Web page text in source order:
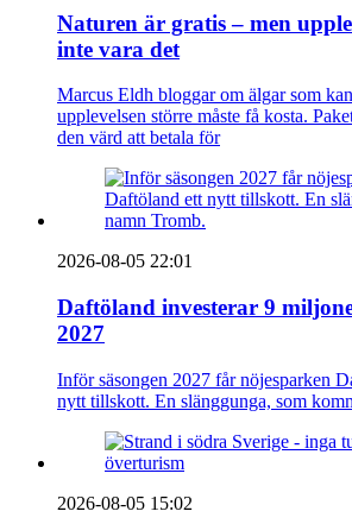
Naturen är gratis – men
inte vara det
Marcus Eldh bloggar om älgar som
upplevelsen större måste få kosta.
den värd att betala för
2026-08-05 22:01
Daftöland investerar 9
2027
Inför säsongen 2027 får nöjesparken
nytt tillskott. En slänggunga, som
2026-08-05 15:02